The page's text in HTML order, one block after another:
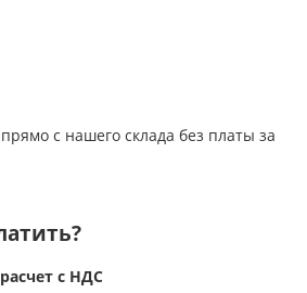
с нашего склада без платы за
с НДС